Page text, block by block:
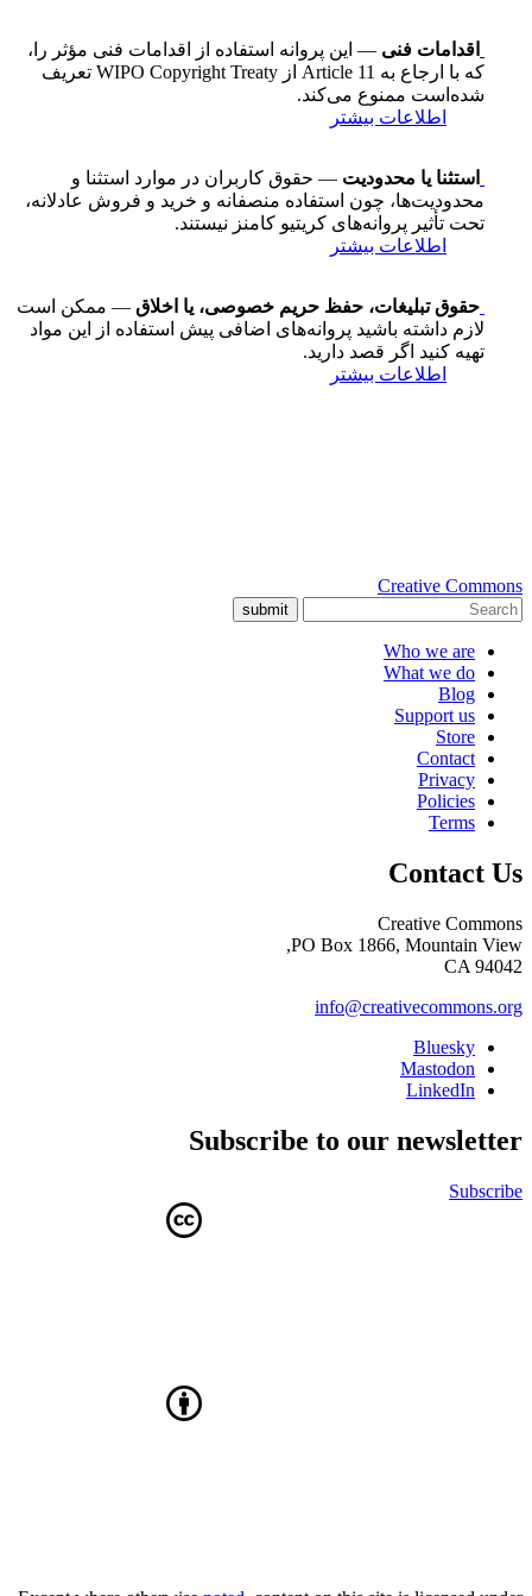
اقدامات فنی — این پروانه استفاده از اقدامات فنی مؤثر را،
که با ارجاع به Article 11 از WIPO Copyright Treaty تعریف
شده‌است ممنوع می‌کند.
اطلاعات بیشتر
استثنا یا محدودیت — حقوق کاربران در موارد استثنا و
محدودیت‌ها، چون استفاده منصفانه و خرید و فروش عادلانه،
تحت تأثیر پروانه‌های کریتیو کامنز نیستند.
اطلاعات بیشتر
حقوق تبلیغات، حفظ حریم خصوصی، یا اخلاق — ممکن است
لازم داشته باشید پروانه‌های اضافی پیش استفاده از این مواد
تهیه کنید اگر قصد دارید.
اطلاعات بیشتر
Creative Commons
submit
Who we are
What we do
Blog
Support us
Store
Contact
Privacy
Policies
Terms
Contact Us
Creative Commons
PO Box 1866, Mountain View,
CA 94042
info@creativecommons.org
Bluesky
Mastodon
LinkedIn
Subscribe to our newsletter
Subscribe